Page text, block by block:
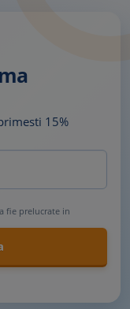
15%
fie prelucrate in